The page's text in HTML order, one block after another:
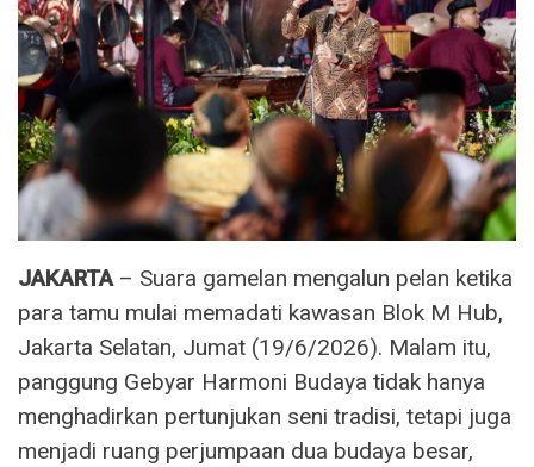
JAKARTA– Suara gamelan mengalun pelan ketika
para tamu mulai memadati kawasan Blok M Hub,
Jakarta Selatan, Jumat (19/6/2026). Malam itu,
panggung Gebyar Harmoni Budaya tidak hanya
menghadirkan pertunjukan seni tradisi, tetapi juga
menjadi ruang perjumpaan dua budaya besar,